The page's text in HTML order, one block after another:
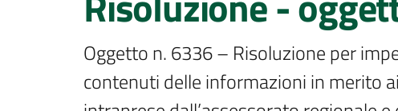
Oggetto n. 6336 – Risoluzione per
contenuti delle informazioni in merito